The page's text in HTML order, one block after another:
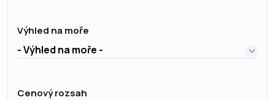
Výhled na moře
- Výhled na moře -
Cenový rozsah